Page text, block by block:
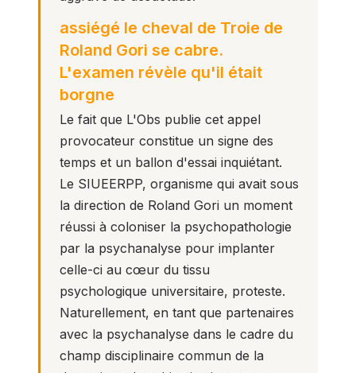
assiégé le cheval de Troie de
Roland Gori se cabre.
L'examen révèle qu'il était
borgne
Le fait que L'Obs publie cet appel
provocateur constitue un signe des
temps et un ballon d'essai inquiétant.
Le SIUEERPP, organisme qui avait sous
la direction de Roland Gori un moment
réussi à coloniser la psychopathologie
par la psychanalyse pour implanter
celle-ci au cœur du tissu
psychologique universitaire, proteste.
Naturellement, en tant que partenaires
avec la psychanalyse dans le cadre du
champ disciplinaire commun de la